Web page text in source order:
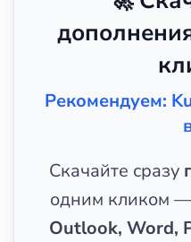
Рекомендуем:
Скачайте сразу
одним кликом —
Outlook, Word,